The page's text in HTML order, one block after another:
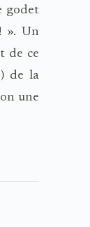
godet
». Un
de ce
de la
une